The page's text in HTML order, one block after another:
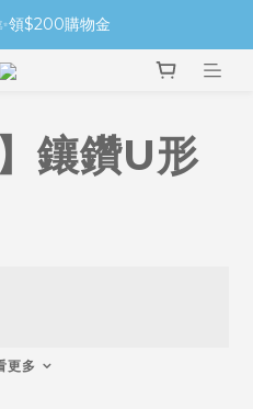
領$200購物金
鑲鑽U形
更多